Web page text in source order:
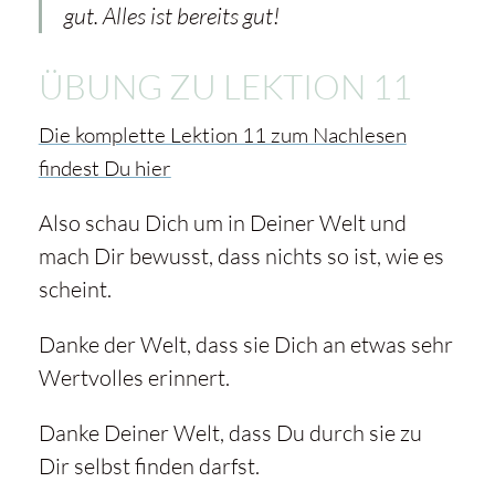
gut. Alles ist bereits gut!
ÜBUNG ZU LEKTION 11
Die komplette Lektion 11 zum Nachlesen
findest Du hier
Also schau Dich um in Deiner Welt und
mach Dir bewusst, dass nichts so ist, wie es
scheint.
Danke der Welt, dass sie Dich an etwas sehr
Wertvolles erinnert.
Danke Deiner Welt, dass Du durch sie zu
Dir selbst finden darfst.